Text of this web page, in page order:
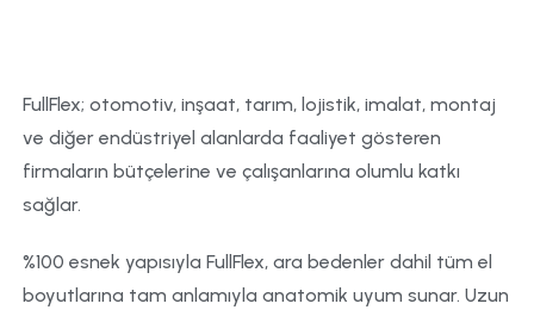
FullFlex; otomotiv, inşaat, tarım, lojistik, imalat, montaj
ve diğer endüstriyel alanlarda faaliyet gösteren
firmaların bütçelerine ve çalışanlarına olumlu katkı
sağlar.
%100 esnek yapısıyla FullFlex, ara bedenler dahil tüm el
boyutlarına tam anlamıyla anatomik uyum sunar. Uzun